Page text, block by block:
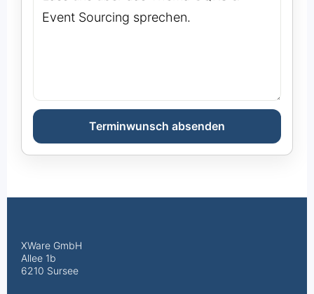
Terminwunsch absenden
XWare GmbH
Allee 1b
6210 Sursee